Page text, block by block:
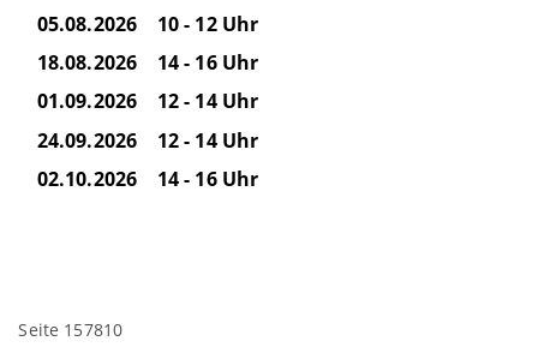
05.08.2026 10 - 12 Uhr
18.08.2026 14 - 16 Uhr
01.09.2026 12 - 14 Uhr
24.09.2026 12 - 14 Uhr
02.10.2026 14 - 16 Uhr
Seite 157810